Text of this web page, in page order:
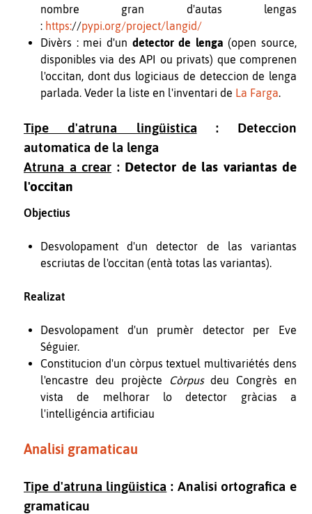
nombre gran d'autas lengas
: https://pypi.org/project/langid/
Divèrs : mei d'un detector de lenga (open source,
disponibles via des API ou privats) que comprenen
l'occitan, dont dus logiciaus de deteccion de lenga
parlada. Veder la liste en l'inventari de La Farga.
Tipe d'atruna lingüistica : Deteccion
automatica de la lenga
Atruna a crear : Detector de las variantas de
l'occitan
Objectius
Desvolopament d'un detector de las variantas
escriutas de l'occitan (entà totas las variantas).
Realizat
Desvolopament d'un prumèr detector per Eve
Séguier.
Constitucion d'un còrpus textuel multivariétés dens
l'encastre deu projècte
Còrpusdeu Congrès en
vista de melhorar lo detector gràcias a
l'intelligéncia artificiau
Analisi gramaticau
Tipe d'atruna lingüistica : Analisi ortografica e
gramaticau